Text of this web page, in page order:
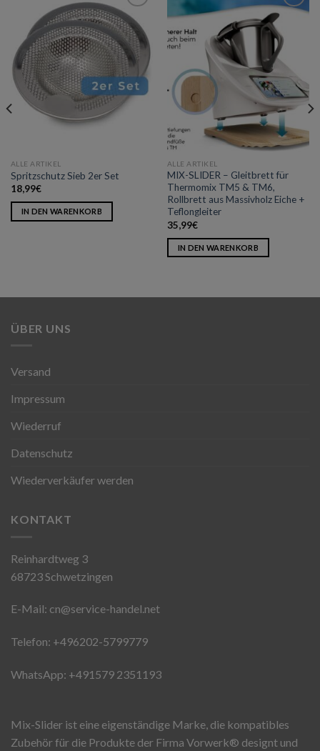
Add to
wishlist
ALLE ARTIKEL
Spritzschutz Sieb 2er Set
18,99€
IN DEN WARENKORB
Add to
wishlist
ALLE ARTIKEL
MIX-SLIDER – Gleitbrett für
Thermomix TM5 & TM6,
Rollbrett aus Massivholz Eiche +
Teflongleiter
35,99€
IN DEN WARENKORB
ÜBER UNS
Versand
Impressum
Wiederruf
Datenschutz
Wiederverkäufer werden
KONTAKT
Reinhardtweg 3
68723 Schwetzingen
E-Mail: cn@service-handel.net
Telefon: +496202-5799779
WhatsApp: +491579 2351193
Mix-Slider ist eine eigenständige Marke, die kompatibles
Zubehör für die Produkte der Firma Vorwerk®️ designt und